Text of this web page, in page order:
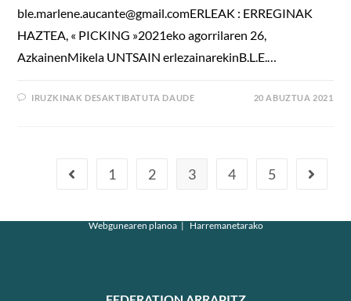
ble.marlene.aucante@gmail.comERLEAK : ERREGINAK
HAZTEA, « PICKING »2021eko agorrilaren 26,
AzkainenMikela UNTSAIN erlezainarekinB.L.E.…
IRUZKINAK DESAKTIBATUTA DAUDE 20 ABUZTUA 2021
1 2 3 4 5
Webgunearen planoa Harremanetarako